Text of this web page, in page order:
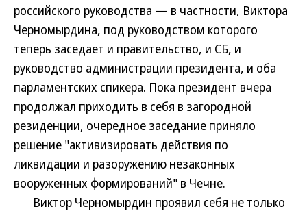
российского руководства — в частности, Виктора
Черномырдина, под руководством которого
теперь заседает и правительство, и СБ, и
руководство администрации президента, и оба
парламентских спикера. Пока президент вчера
продолжал приходить в себя в загородной
резиденции, очередное заседание приняло
решение "активизировать действия по
ликвидации и разоружению незаконных
вооруженных формирований" в Чечне.
Виктор Черномырдин проявил себя не только